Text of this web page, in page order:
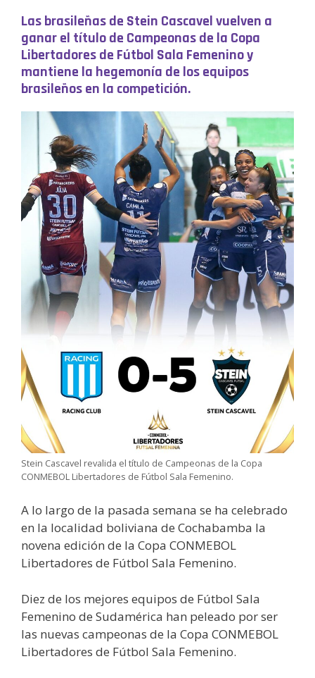
Las brasileñas de Stein Cascavel vuelven a
ganar el título de Campeonas de la Copa
Libertadores de Fútbol Sala Femenino y
mantiene la hegemonía de los equipos
brasileños en la competición.
Stein Cascavel revalida el título de Campeonas de la Copa
CONMEBOL Libertadores de Fútbol Sala Femenino.
A lo largo de la pasada semana se ha celebrado
en la localidad boliviana de Cochabamba la
novena edición de la Copa CONMEBOL
Libertadores de Fútbol Sala Femenino.
Diez de los mejores equipos de Fútbol Sala
Femenino de Sudamérica han peleado por ser
las nuevas campeonas de la Copa CONMEBOL
Libertadores de Fútbol Sala Femenino.